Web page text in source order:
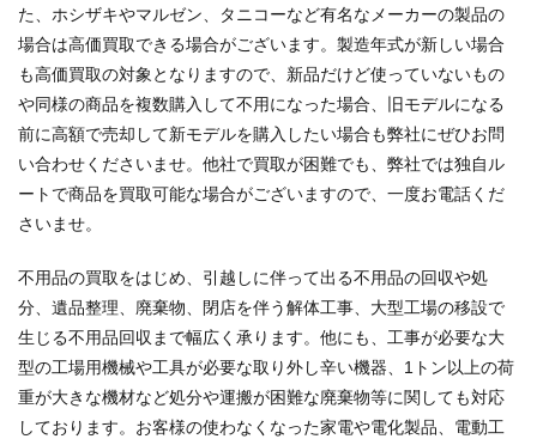
た、ホシザキやマルゼン、タニコーなど有名なメーカーの製品の
場合は高価買取できる場合がございます。製造年式が新しい場合
も高価買取の対象となりますので、新品だけど使っていないもの
や同様の商品を複数購入して不用になった場合、旧モデルになる
前に高額で売却して新モデルを購入したい場合も弊社にぜひお問
い合わせくださいませ。他社で買取が困難でも、弊社では独自ル
ートで商品を買取可能な場合がございますので、一度お電話くだ
さいませ。
不用品の買取をはじめ、引越しに伴って出る不用品の回収や処
分、遺品整理、廃棄物、閉店を伴う解体工事、大型工場の移設で
生じる不用品回収まで幅広く承ります。他にも、工事が必要な大
型の工場用機械や工具が必要な取り外し辛い機器、1トン以上の荷
重が大きな機材など処分や運搬が困難な廃棄物等に関しても対応
しております。お客様の使わなくなった家電や電化製品、電動工